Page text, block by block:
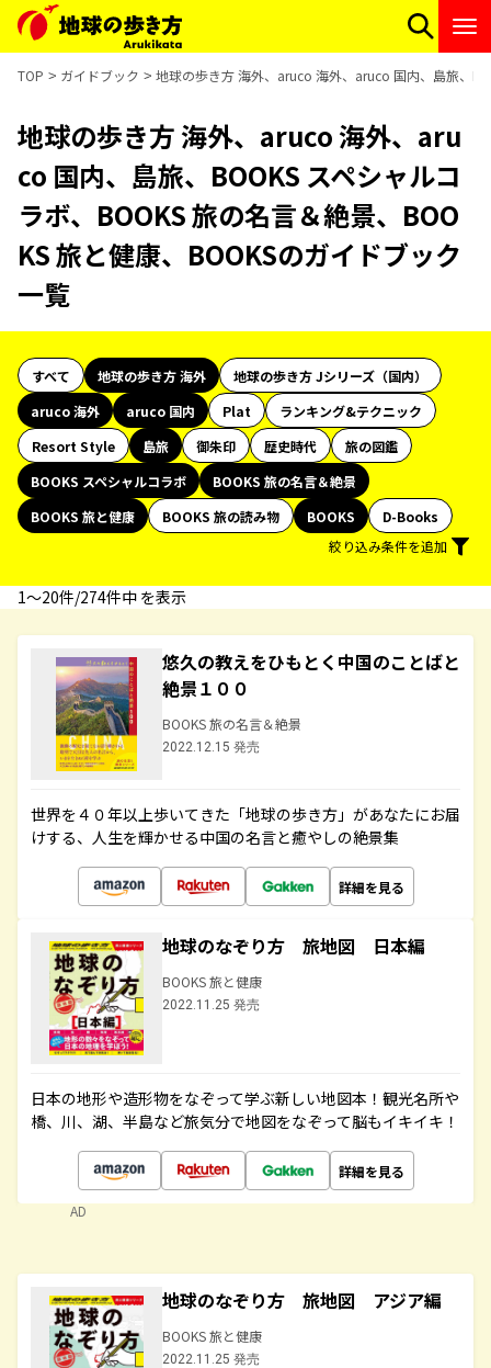
TOP ガイドブック 地球の歩き方 海外、aruco 海外、aruco 国内、島旅、
地球の歩き方 海外、aruco 海外、aru
co 国内、島旅、BOOKS スペシャルコ
ラボ、BOOKS 旅の名言＆絶景、BOO
KS 旅と健康、BOOKSのガイドブック
一覧
すべて 地球の歩き方 海外
地球の歩き方 Jシリーズ（国内）
aruco 海外
aruco 国内 Plat
ランキング&テクニック
Resort Style
島旅 御朱印 歴史時代
旅の図鑑
BOOKS スペシャルコラボ
BOOKS 旅の名言＆絶景
BOOKS 旅と健康
BOOKS 旅の読み物 BOOKS
D-Books
絞り込み条件を追加
1〜20件/274件中 を表示
悠久の教えをひもとく中国のことばと
絶景１００
BOOKS 旅の名言＆絶景
2022.12.15 発売
世界を４０年以上歩いてきた「地球の歩き方」があなたにお届
けする、人生を輝かせる中国の名言と癒やしの絶景集
詳細を見る
地球のなぞり方 旅地図 日本編
BOOKS 旅と健康
2022.11.25 発売
日本の地形や造形物をなぞって学ぶ新しい地図本！観光名所や
橋、川、湖、半島など旅気分で地図をなぞって脳もイキイキ！
詳細を見る
AD
地球のなぞり方 旅地図 アジア編
BOOKS 旅と健康
2022.11.25 発売